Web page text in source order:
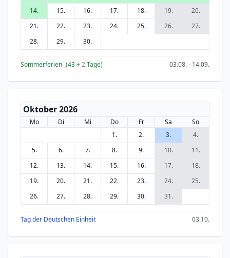
14.
15. 16. 17. 18. 19.
20.
21.
22. 23. 24. 25. 26.
27.
28.
29. 30.
Sommerferien (43+ 2Tage) 03.08. - 14.09.
Oktober 2026
Mo Di Mi Do Fr Sa
So
1.
2. 3.
4.
5.
6. 7. 8. 9. 10.
11.
12.
13. 14. 15. 16. 17.
18.
19.
20. 21. 22. 23. 24.
25.
26.
27. 28. 29. 30. 31.
Tag der Deutschen Einheit 03.10.